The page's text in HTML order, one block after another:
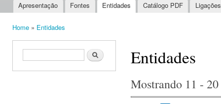
Main menu
Apresentação Fontes Entidades Catálogo PDF
Home » Entidades
Search form Search Entidades
Mostrando 11 -